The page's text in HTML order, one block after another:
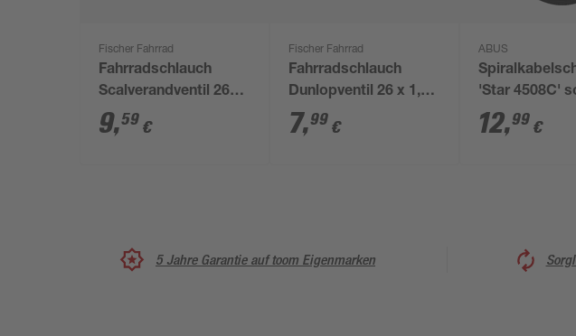
Fischer Fahrrad
Fahrradschlauch
Scalverandventil 26
Zoll
9,59 €
Fischer Fahrrad
Fahrradschlauch
Dunlopventil 26 x 1,50
- 2,125
7,99 €
ABUS
'Star 4508C'
Ø 0,8 x 150 cm
12,99 €
5 Jahre Garantie auf toom Eigenmarken